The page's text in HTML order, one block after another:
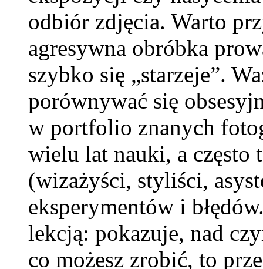
odbiór zdjęcia. Warto
agresywna obróbka
szybko się „starzeje”.
porównywać się
w portfolio znanych
wielu lat nauki, a często
(wizażyści, styliści,
eksperymentów i
lekcją: pokazuje, nad
co możesz zrobić, to